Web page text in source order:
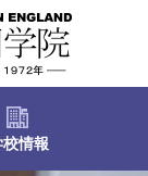
校情報